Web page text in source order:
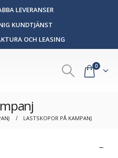
LEVERANSER
KUNDTJÄNST
OCH LEASING
0
LASTSKOPOR PÅ KAMPANJ